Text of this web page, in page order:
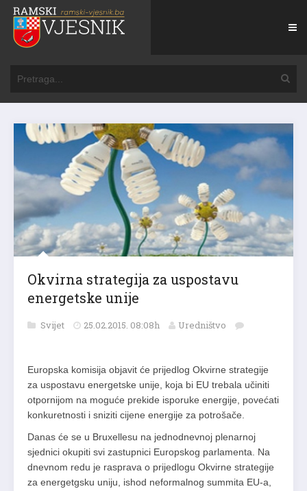
Okvirna strategija za uspostavu
energetske unije
Svijet 25.02.2015. 08:08h Uredništvo
Europska komisija objavit će prijedlog Okvirne strategije
za uspostavu energetske unije, koja bi EU trebala učiniti
otpornijom na moguće prekide isporuke energije, povećati
konkuretnosti i sniziti cijene energije za potrošače.
Danas će se u Bruxellesu na jednodnevnoj plenarnoj
sjednici okupiti svi zastupnici Europskog parlamenta. Na
dnevnom redu je rasprava o prijedlogu Okvirne strategije
za energetgsku uniju, ishod neformalnog summita EU-a,